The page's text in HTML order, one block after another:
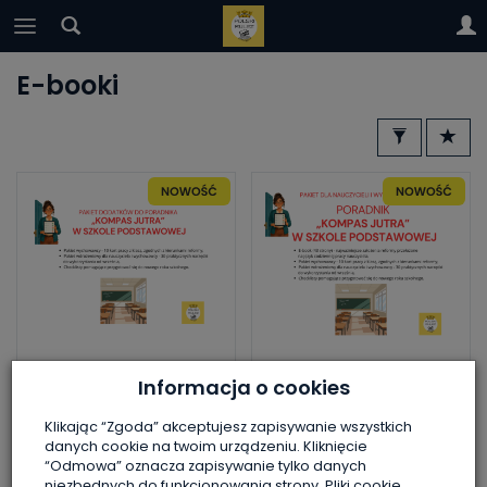
E-booki
Pakiet dodatków do
Jutra w szkole
podstawowe...
Jest
Poradnik "Kompas
podstawowej +
dodatki
Jest
Informacja o cookies
Klikając “Zgoda” akceptujesz zapisywanie wszystkich
danych cookie na twoim urządzeniu. Kliknięcie
“Odmowa” oznacza zapisywanie tylko danych